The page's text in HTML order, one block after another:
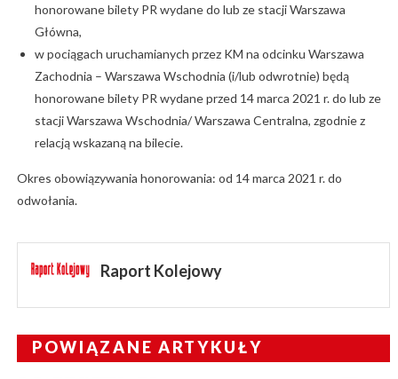
honorowane bilety PR wydane do lub ze stacji Warszawa
Główna,
w pociągach uruchamianych przez KM na odcinku Warszawa
Zachodnia – Warszawa Wschodnia (i/lub odwrotnie) będą
honorowane bilety PR wydane przed 14 marca 2021 r. do lub ze
stacji Warszawa Wschodnia/ Warszawa Centralna, zgodnie z
relacją wskazaną na bilecie.
Okres obowiązywania honorowania: od 14 marca 2021 r. do
odwołania.
Raport Kolejowy
POWIĄZANE ARTYKUŁY